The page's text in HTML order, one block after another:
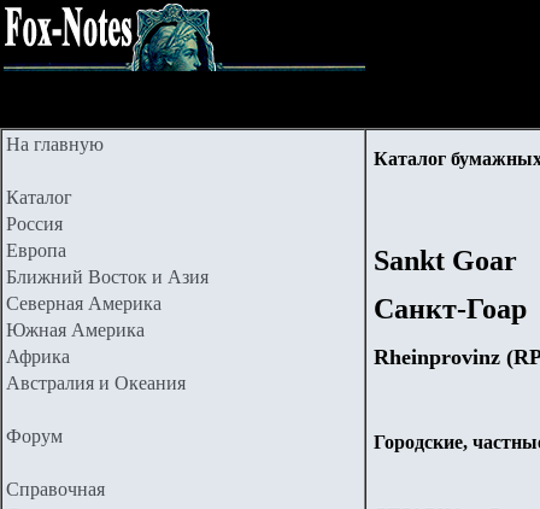
На главную
Каталог
Россия
Европа
Ближний Восток и Азия
Северная Америка
Южная Америка
Африка
Австралия и Океания
Форум
Справочная
Каталог
Sankt Goar
Санкт-Гоар
Rheinprovinz
Городские,